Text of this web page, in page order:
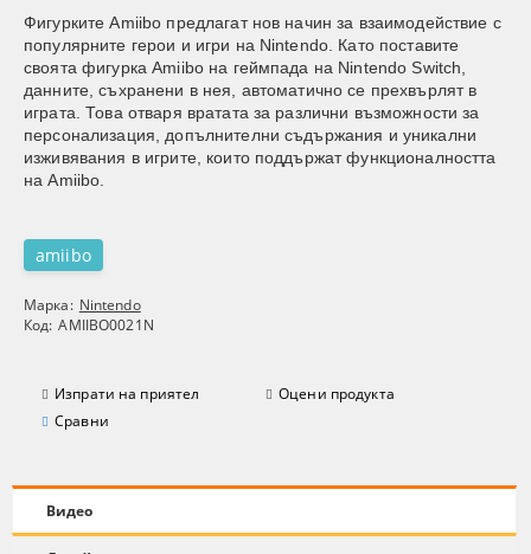
Фигурките Amiibo предлагат нов начин за взаимодействие с
популярните герои и игри на Nintendo. Като поставите
своята фигурка Amiibo на геймпада на Nintendo Switch,
данните, съхранени в нея, автоматично се прехвърлят в
играта. Това отваря вратата за различни възможности за
персонализация, допълнителни съдържания и уникални
изживявания в игрите, които поддържат функционалността
на Amiibo.
amiibo
Марка: Nintendo
Код: AMIIBO0021N
Изпрати на приятел
Оцени продукта
Сравни
Видео